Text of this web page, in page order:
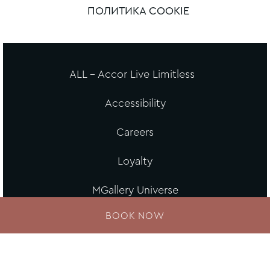
ПОЛИТИКА COOKIE
ALL - Accor Live Limitless
Accessibility
Careers
Loyalty
MGallery Universe
Website design
BOOK NOW